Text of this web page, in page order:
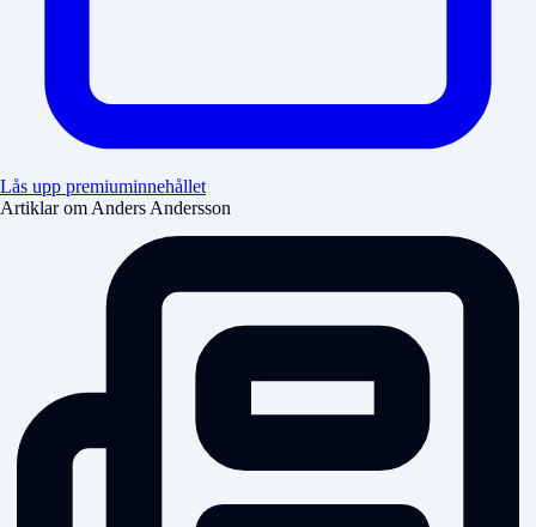
Lås upp premiuminnehållet
Artiklar om Anders Andersson